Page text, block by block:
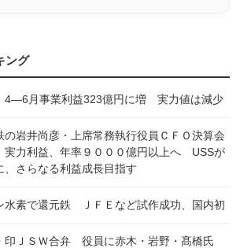
ング
4―6月事業利益323億円に増 実力値は減少
の岩井尚彦・上席常務執行役員ＣＦＯ決算会
力利益、年率９０００億円以上へ USSが
、さらなる利益成長目指す
水素で還元鉄 ＪＦＥなど試作成功、国内初
印ＪＳＷ合弁 役員に赤木・岩野・髙橋氏